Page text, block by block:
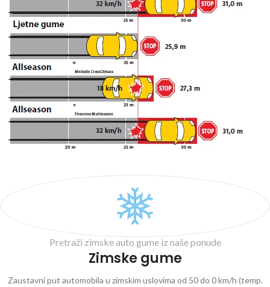
Pretraži zimske auto gume iz naše ponude
Zimske gume
Zaustavni put automobila u zimskim uslovima od 50 do 0 km/h (temp.